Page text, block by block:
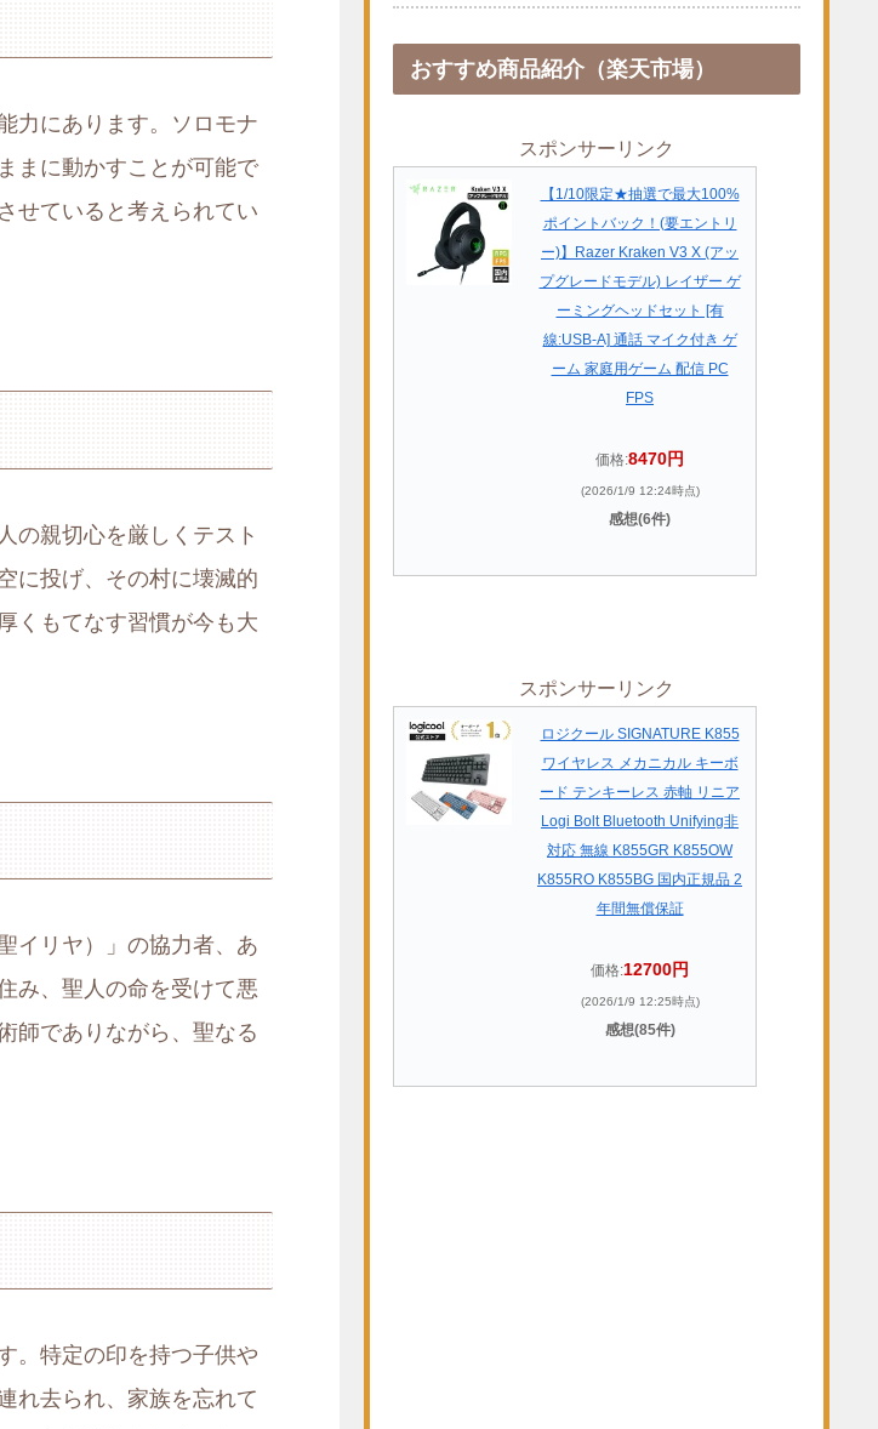
力にあります。ソロモナ
まに動かすことが可能で
せていると考えられてい
の親切心を厳しくテスト
に投げ、その村に壊滅的
くもてなす習慣が今も大
イリヤ）」の協力者、あ
み、聖人の命を受けて悪
師でありながら、聖なる
。特定の印を持つ子供や
れ去られ、家族を忘れて
おすすめ商品紹介（楽天市場）
スポンサーリンク
【1/10限定★抽選で最大100%
ポイントバック！(要エントリ
ー)】Razer Kraken V3 X (アッ
プグレードモデル) レイザー ゲ
ーミングヘッドセット [有
線:USB-A] 通話 マイク付き ゲ
ーム 家庭用ゲーム 配信 PC
FPS
価格:8470円
(2026/1/9 12:24時点)
感想(6件)
スポンサーリンク
ロジクール SIGNATURE K855
ワイヤレス メカニカル キーボ
ード テンキーレス 赤軸 リニア
Logi Bolt Bluetooth Unifying非
対応 無線 K855GR K855OW
K855RO K855BG 国内正規品 2
年間無償保証
価格:12700円
(2026/1/9 12:25時点)
感想(85件)